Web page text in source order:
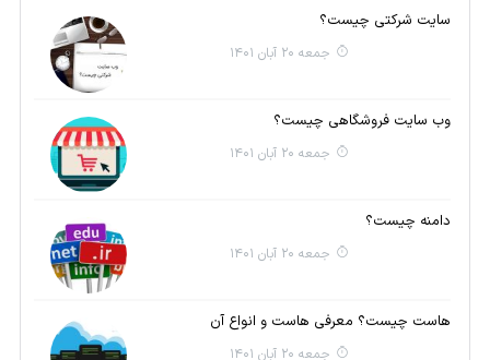
سایت شرکتی چیست؟
جمعه 20 آبان 1401
وب سایت فروشگاهی چیست؟
جمعه 20 آبان 1401
دامنه چیست؟
جمعه 20 آبان 1401
هاست چیست؟ معرفی هاست و انواع آن
جمعه 20 آبان 1401